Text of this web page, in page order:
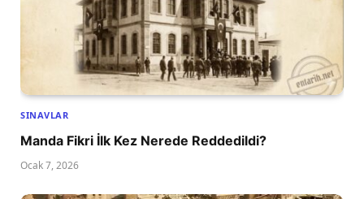
SINAVLAR
Manda Fikri İlk Kez Nerede Reddedildi?
Ocak 7, 2026